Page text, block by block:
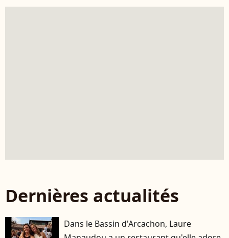
Dernières actualités
Dans le Bassin d'Arcachon, Laure